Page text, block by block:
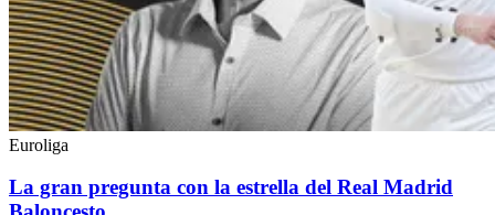
Euroliga
La gran pregunta con la estrella del Real Madrid